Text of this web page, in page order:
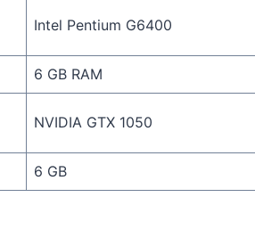
Intel Pentium G6400
6 GB RAM
NVIDIA GTX 1050
6 GB